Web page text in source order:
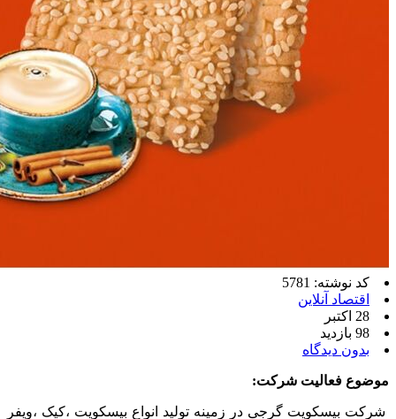
کد نوشته: 5781
اقتصاد آنلاین
28 اکتبر
98 بازدید
بدون دیدگاه
موضوع فعالیت شرکت:
شرکت بیسکویت گرجی در زمینه تولید انواع بیسکویت ،کیک ،ویفر